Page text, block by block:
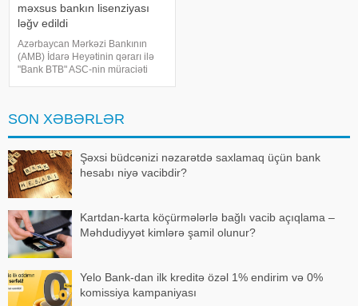
məxsus bankın lisenziyası
ləğv edildi
Azərbaycan Mərkəzi Bankının
(AMB) İdarə Heyətinin qərarı ilə
"Bank BTB" ASC-nin müraciəti
olmayan kredit təşkilatın
SON XƏBƏRLƏR
Şəxsi büdcənizi nəzarətdə saxlamaq üçün bank
hesabı niyə vacibdir?
Kartdan-karta köçürmələrlə bağlı vacib açıqlama –
Məhdudiyyət kimlərə şamil olunur?
Yelo Bank-dan ilk kreditə özəl 1% endirim və 0%
komissiya kampaniyası